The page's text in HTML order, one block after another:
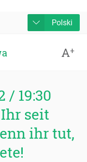
Polski
A+
/ 19:30
Ihr seit
ihr tut,